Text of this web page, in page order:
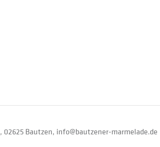
02625 Bautzen info@bautzener-marmelade.de